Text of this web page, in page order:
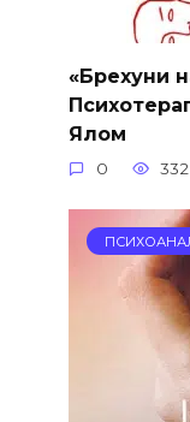
«Брехуни
Ялом
0 332